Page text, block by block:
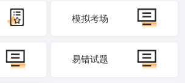
模拟考场
易错试题